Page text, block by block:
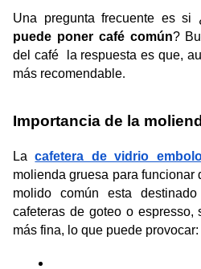
Una pregunta frecuente es si
puede poner café común?
del café  la respuesta es que,
más recomendable.
Importancia de la
La cafetera de vidrio
molienda gruesa para funcionar
molido común esta
cafeteras de goteo o espresso,
más fina, lo que puede provocar: